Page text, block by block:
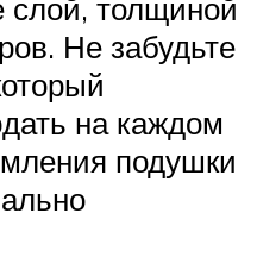
слой, толщиной
Не забудьте
на каждом
подушки